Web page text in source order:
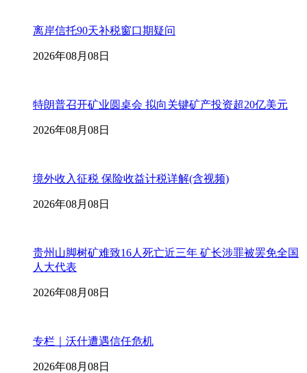
离岸信托90天补税窗口期疑问
2026年08月08日
特朗普召开矿业圆桌会 拟向关键矿产投资超20亿美元
2026年08月08日
境外收入征税 保险收益计税详解(含视频)
2026年08月08日
贵州山脚树矿难致16人死亡近三年 矿长涉罪被罢免全国
人大代表
2026年08月08日
专栏｜沃什遭遇信任危机
2026年08月08日